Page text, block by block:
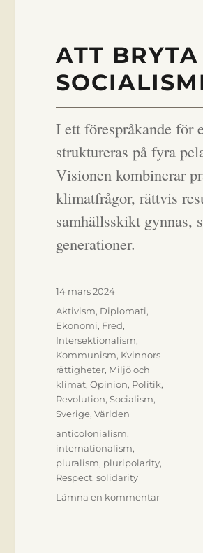
ATT
I ett förespråkande för
struktureras på fyra
Visionen kombinerar
klimatfrågor, rättvis
samhällsskikt gynnas,
generationer.
Publicerat
den
14 mars 2024
Kategorier
Aktivism, Diplomati,
Ekonomi, Fred,
Intersektionalism,
Kommunism, Kvinnors
rättigheter, Miljö och
klimat,Opinion, Politik,
Revolution,Socialism,
Sverige,Världen
Etiketter
anticolonialism,
internationalism,
pluralism, pluripolarity,
Respect,solidarity
Lämna en kommentartill